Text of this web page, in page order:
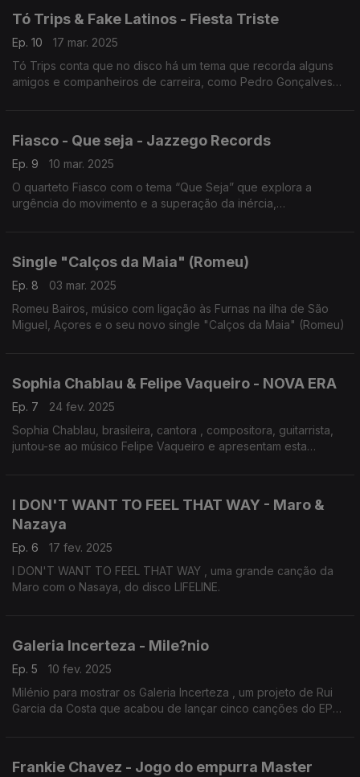
Tó Trips & Fake Latinos - Fiesta Triste
Ep. 10
17 mar. 2025
Tó Trips conta que no disco há um tema que recorda alguns
amigos e companheiros de carreira, como Pedro Gonçalves
Fiasco - Que seja - Jazzego Records
Ep. 9
10 mar. 2025
O quarteto Fiasco com o tema “Que Seja” que explora a
urgência do movimento e a superação da inércia,
Single "Calços da Maia" (Romeu)
Ep. 8
03 mar. 2025
Romeu Bairos, músico com ligação às Furnas na ilha de São
Miguel, Açores e o seu novo single "Calços da Maia" (Romeu)
Sophia Chablau & Felipe Vaqueiro - NOVA ERA
Ep. 7
24 fev. 2025
Sophia Chablau, brasileira, cantora , compositora, guitarrista,
juntou-se ao músico Felipe Vaqueiro e apresentam esta
I DON'T WANT TO FEEL THAT WAY - Maro &
Nazaya
Ep. 6
17 fev. 2025
I DON'T WANT TO FEEL THAT WAY , uma grande canção da
Maro com o Nasaya, do disco LIFELINE.
Galeria Incerteza - Mile?nio
Ep. 5
10 fev. 2025
Milénio para mostrar os Galeria Incerteza , um projeto de Rui
Garcia da Costa que acabou de lançar cinco canções do EP
Frankie Chavez - Jogo do empurra Master